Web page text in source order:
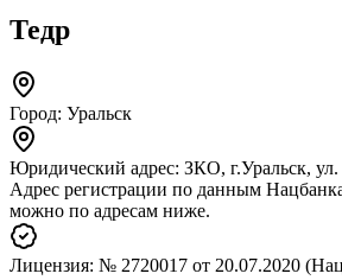
Тедр
Город: Уральск
Юридический адрес: ЗКО, г.Уральск,
Адрес регистрации по данным
можно по адресам ниже.
Лицензия: № 2720017 от 20.07.2020